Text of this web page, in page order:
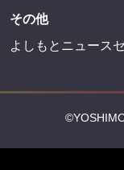
その他
よしもとニュース